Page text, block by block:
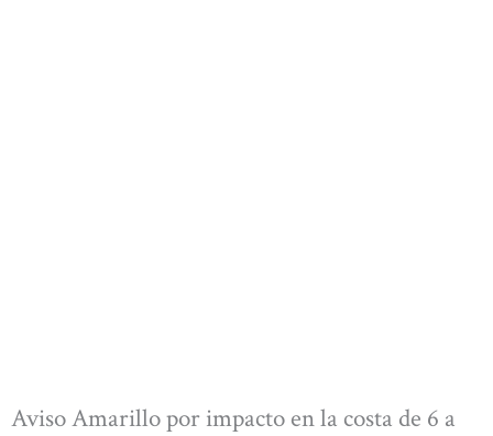
Aviso Amarillo por impacto en la costa de 6 a